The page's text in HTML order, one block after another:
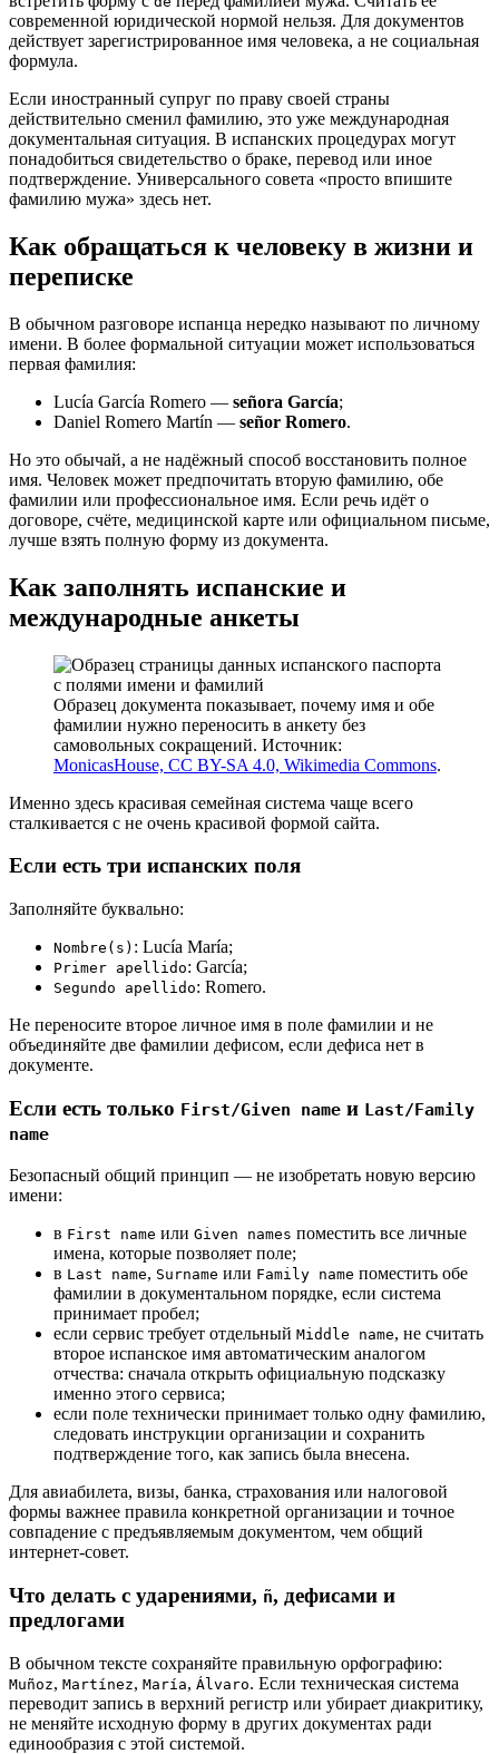
современной юридической нормой нельзя. Для документов
действует зарегистрированное имя человека, а не социальная
формула.
Если иностранный супруг по праву своей страны
действительно сменил фамилию, это уже международная
документальная ситуация. В испанских процедурах могут
понадобиться свидетельство о браке, перевод или иное
подтверждение. Универсального совета «просто впишите
фамилию мужа» здесь нет.
Как обращаться к человеку в жизни и
переписке
В обычном разговоре испанца нередко называют по личному
имени. В более формальной ситуации может использоваться
первая фамилия:
Lucía García Romero — señora García;
Daniel Romero Martín — señor Romero.
Но это обычай, а не надёжный способ восстановить полное
имя. Человек может предпочитать вторую фамилию, обе
фамилии или профессиональное имя. Если речь идёт о
договоре, счёте, медицинской карте или официальном письме,
лучше взять полную форму из документа.
Как заполнять испанские и
международные анкеты
Образец документа показывает, почему имя и обе
фамилии нужно переносить в анкету без
самовольных сокращений. Источник:
MonicasHouse, CC BY-SA 4.0, Wikimedia Commons.
Именно здесь красивая семейная система чаще всего
сталкивается с не очень красивой формой сайта.
Если есть три испанских поля
Заполняйте буквально:
Nombre(s) : Lucía María;
Primer apellido: García;
Segundo apellido: Romero.
Не переносите второе личное имя в поле фамилии и не
объединяйте две фамилии дефисом, если дефиса нет в
документе.
Если есть только First/Given name и Last/Family
name
Безопасный общий принцип — не изобретать новую версию
имени:
в First name или Given names поместить все личные
имена, которые позволяет поле;
в Last name, Surname или Family name поместить обе
фамилии в документальном порядке, если система
принимает пробел;
если сервис требует отдельный Middle name, не считать
второе испанское имя автоматическим аналогом
отчества: сначала открыть официальную подсказку
именно этого сервиса;
если поле технически принимает только одну фамилию,
следовать инструкции организации и сохранить
подтверждение того, как запись была внесена.
Для авиабилета, визы, банка, страхования или налоговой
формы важнее правила конкретной организации и точное
совпадение с предъявляемым документом, чем общий
интернет-совет.
Что делать с ударениями, ñ, дефисами и
предлогами
В обычном тексте сохраняйте правильную орфографию:
Muñoz, Martínez, María, Álvaro. Если техническая система
переводит запись в верхний регистр или убирает диакритику,
не меняйте исходную форму в других документах ради
единообразия с этой системой.